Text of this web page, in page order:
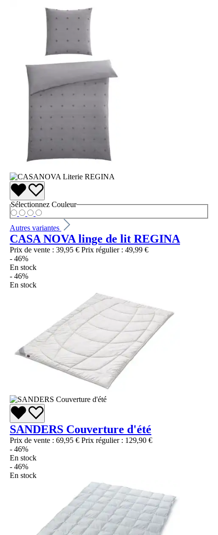
Sélectionnez Couleur
Autres variantes
CASA NOVA linge de lit REGINA
Prix de vente : 39,95 € Prix régulier : 49,99 €
- 46%
En stock
- 46%
En stock
SANDERS Couverture d'été
Prix de vente : 69,95 € Prix régulier : 129,90 €
- 46%
En stock
- 46%
En stock